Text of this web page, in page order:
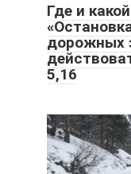
Где и
дорожных
5,16